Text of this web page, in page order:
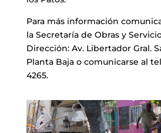
Para más información
la Secretaría de Obras y
Dirección: Av. Libertador Gral.
Planta Baja o comunicarse al
4265.